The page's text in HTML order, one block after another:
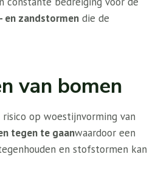
en zandstormen die de
van bomen
op woestijnvorming van
tegen te gaanwaardoor een
en stofstormen kan